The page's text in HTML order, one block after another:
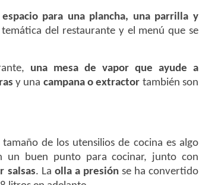
para una plancha, una parrilla y
del restaurante y el menú que se
una mesa de vapor que ayude a
y una campana o extractor también son
de los utensilios de cocina es algo
un buen punto para cocinar, junto con
salsas. La olla a presiónse ha convertido